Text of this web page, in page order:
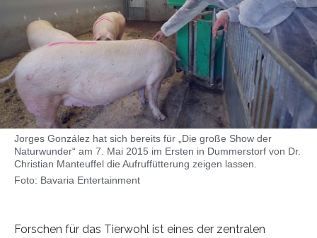
Jorges González hat sich bereits für „Die große Show der
Naturwunder“ am 7. Mai 2015 im Ersten in Dummerstorf von Dr.
Christian Manteuffel die Aufruffütterung zeigen lassen.
Foto: Bavaria Entertainment
Forschen für das Tierwohl ist eines der zentralen